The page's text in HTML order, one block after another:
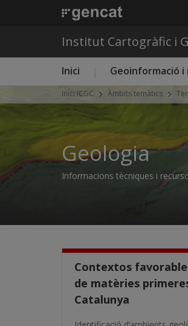
Institut Cartogràfic i
Menú principal
Inici Geoinformació i
Inici ICGC Àmbits temàtics
Geologia
Informacions tècniques i
Contextos
de matèries
Catalunya